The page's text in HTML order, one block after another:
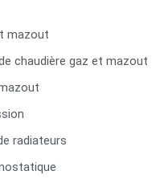
mazout
chaudière gaz et mazout
radiateurs